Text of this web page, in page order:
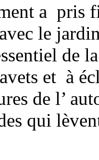
a pris
le
de
et à
de l’
qui